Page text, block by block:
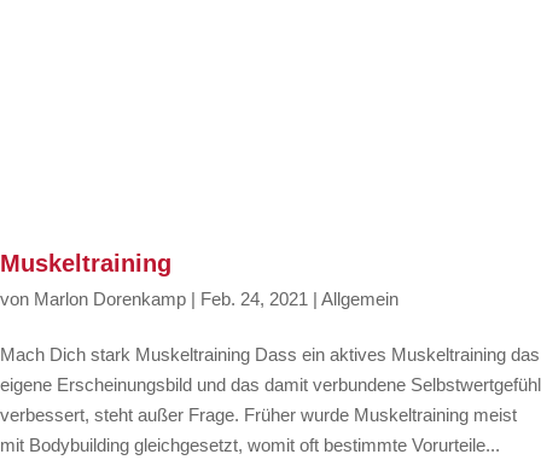
Muskeltraining
von Marlon Dorenkamp | Feb. 24, 2021 | Allgemein
Mach Dich stark Muskeltraining Dass ein aktives Muskeltraining das
eigene Erscheinungsbild und das damit verbundene Selbstwertgefühl
verbessert, steht außer Frage. Früher wurde Muskeltraining meist
mit Bodybuilding gleichgesetzt, womit oft bestimmte Vorurteile...